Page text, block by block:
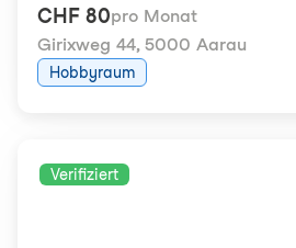
CHF 80pro Monat
Girixweg 44, 5000 Aarau
Hobbyraum
Verifiziert